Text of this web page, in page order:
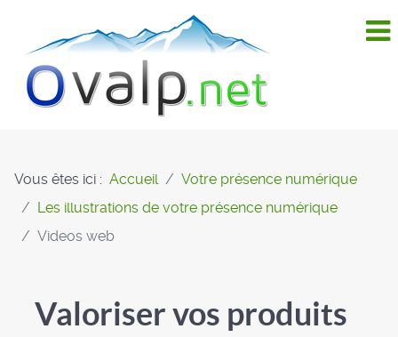
Vous êtes ici : Accueil
Votre présence numérique
Les illustrations de votre présence numérique
Videos web
Valoriser vos produits